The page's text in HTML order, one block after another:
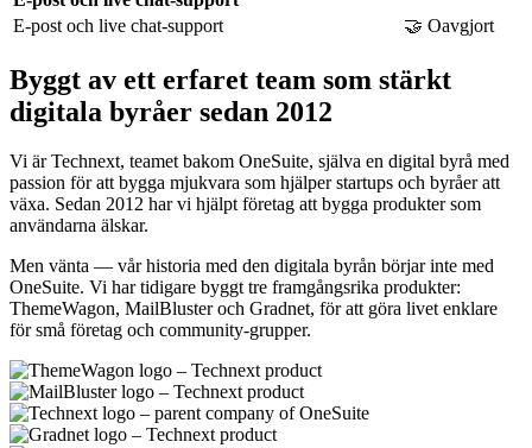
E-post och live chat-support
🤝 Oavgjort
Byggt av ett erfaret team som stärkt
digitala byråer sedan 2012
Vi är Technext, teamet bakom OneSuite, själva en digital byrå med
passion för att bygga mjukvara som hjälper startups och byråer att
växa. Sedan 2012 har vi hjälpt företag att bygga produkter som
användarna älskar.
Men vänta — vår historia med den digitala byrån börjar inte med
OneSuite. Vi har tidigare byggt tre framgångsrika produkter:
ThemeWagon, MailBluster och Gradnet, för att göra livet enklare
för små företag och community-grupper.